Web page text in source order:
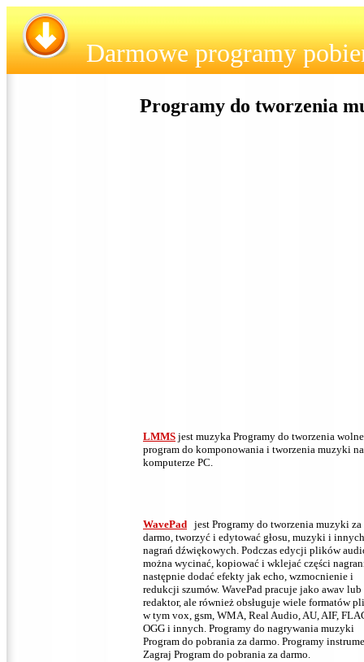
Darmowe programy
Programy do tworzenia
LMMS jest muzyka Programy do tworzenia
program do komponowania i tworzenia muzyki na
komputerze PC.
WavePad jest Programy do tworzenia muzyki za
darmo, tworzyć i edytować głosu, muzyki i innych
nagrań dźwiękowych. Podczas edycji plików
można wycinać, kopiować i wklejać części
następnie dodać efekty jak echo, wzmocnienie i
redukcji szumów. WavePad pracuje jako awav lub
redaktor, ale również obsługuje wiele formatów
w tym vox, gsm, WMA, Real Audio, AU, AIF,
OGG i innych. Programy do nagrywania muzyki
Program do pobrania za darmo. Programy
Zagraj Program do pobrania za darmo.